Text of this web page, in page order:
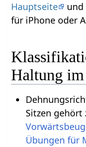
Hauptseite
für iPhone oder
Haltung
Sitzen gehört
Übungen für